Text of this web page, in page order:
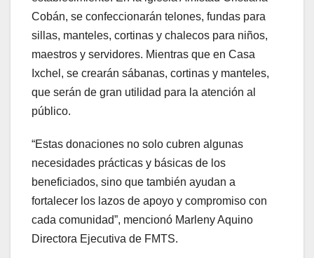
Cobán, se confeccionarán telones, fundas para
sillas, manteles, cortinas y chalecos para niños,
maestros y servidores. Mientras que en Casa
Ixchel, se crearán sábanas, cortinas y manteles,
que serán de gran utilidad para la atención al
público.
“Estas donaciones no solo cubren algunas
necesidades prácticas y básicas de los
beneficiados, sino que también ayudan a
fortalecer los lazos de apoyo y compromiso con
cada comunidad”, mencionó Marleny Aquino
Directora Ejecutiva de FMTS.